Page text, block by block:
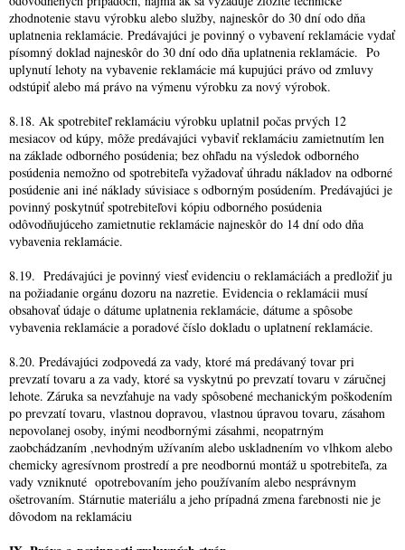
zhodnotenie stavu výrobku alebo služby, najneskôr do 30 dní odo dňa
uplatnenia reklamácie. Predávajúci je povinný o vybavení reklamácie vydať
písomný doklad najneskôr do 30 dní odo dňa uplatnenia reklamácie. Po
uplynutí lehoty na vybavenie reklamácie má kupujúci právo od zmluvy
odstúpiť alebo má právo na výmenu výrobku za nový výrobok.
8.18. Ak spotrebiteľ reklamáciu výrobku uplatnil počas prvých 12
mesiacov od kúpy, môže predávajúci vybaviť reklamáciu zamietnutím len
na základe odborného posúdenia; bez ohľadu na výsledok odborného
posúdenia nemožno od spotrebiteľa vyžadovať úhradu nákladov na odborné
posúdenie ani iné náklady súvisiace s odborným posúdením. Predávajúci je
povinný poskytnúť spotrebiteľovi kópiu odborného posúdenia
odôvodňujúceho zamietnutie reklamácie najneskôr do 14 dní odo dňa
vybavenia reklamácie.
8.19. Predávajúci je povinný viesť evidenciu o reklamáciách a predložiť ju
na požiadanie orgánu dozoru na nazretie. Evidencia o reklamácii musí
obsahovať údaje o dátume uplatnenia reklamácie, dátume a spôsobe
vybavenia reklamácie a poradové číslo dokladu o uplatnení reklamácie.
8.20. Predávajúci zodpovedá za vady, ktoré má predávaný tovar pri
prevzatí tovaru a za vady, ktoré sa vyskytnú po prevzatí tovaru v záručnej
lehote. Záruka sa nevzťahuje na vady spôsobené mechanickým poškodením
po prevzatí tovaru, vlastnou dopravou, vlastnou úpravou tovaru, zásahom
nepovolanej osoby, inými neodbornými zásahmi, neopatrným
zaobchádzaním ,nevhodným užívaním alebo uskladnením vo vlhkom alebo
chemicky agresívnom prostredí a pre neodbornú montáž u spotrebiteľa, za
vady vzniknuté opotrebovaním jeho používaním alebo nesprávnym
ošetrovaním. Stárnutie materiálu a jeho prípadná zmena farebnosti nie je
dôvodom na reklamáciu